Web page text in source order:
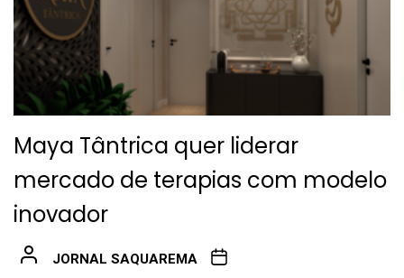
Maya Tântrica quer liderar
mercado de terapias com modelo
inovador
JORNAL SAQUAREMA